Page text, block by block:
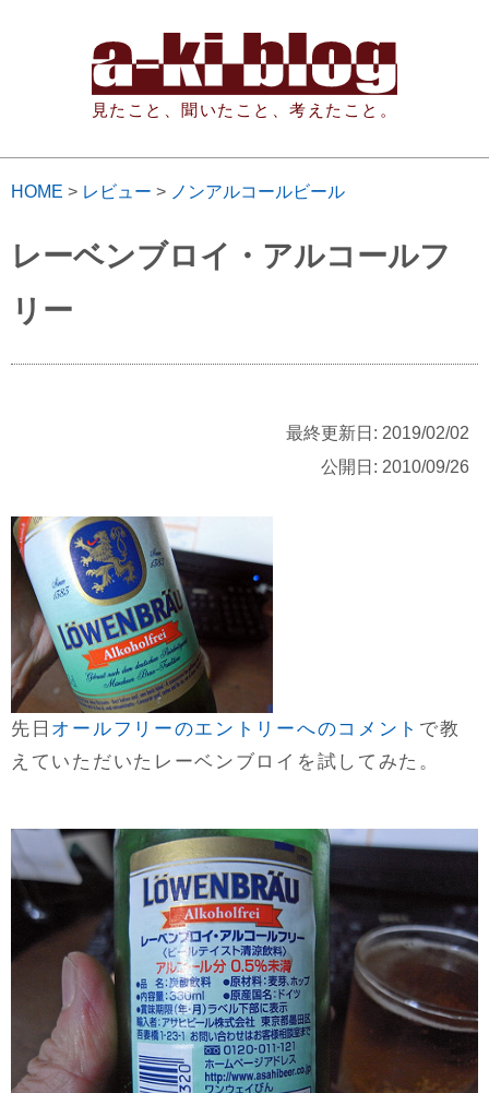
見たこと、聞いたこと、考えたこと。
HOME > レビュー > ノンアルコールビール
レーベンブロイ・アルコールフ
リー
最終更新日: 2019/02/02
公開日: 2010/09/26
先日 オールフリーのエントリーへのコメント で教
えていただいたレーベンブロイを試してみた。